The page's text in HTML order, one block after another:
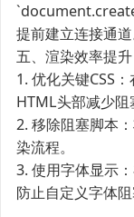
提前建立连接通道
五、渲染效率提升
1. 优化关键CSS
HTML头部减少阻
2. 移除阻塞脚本
染流程。
3. 使用字体显示
防止自定义字体阻